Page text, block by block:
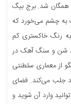
همگان شد. برج بیگ
ساعتی بزرگ به چشم می‌خورد که
رنگ خاکستری کم
شن و سنگ آهک در
از معماری سلطنتی
جلب می‌کند. فضای
وارد آن شوید و